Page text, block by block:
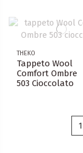
THEKO
Tappeto Wool
Comfort Ombre
503 Cioccolato
1